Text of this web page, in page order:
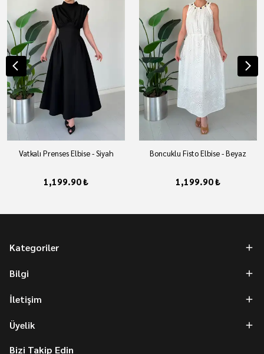
Vatkalı Prenses Elbise - Siyah
1,199.90 ₺
Boncuklu Fisto Elbise - Beyaz
1,199.90 ₺
Kategoriler
Bilgi
İletişim
Üyelik
Bizi Takip Edin